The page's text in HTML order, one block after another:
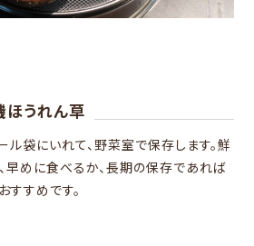
ほうれん草
袋にいれて、野菜室で保存します。鮮
早めに食べるか、長期の保存であれば
すめです。